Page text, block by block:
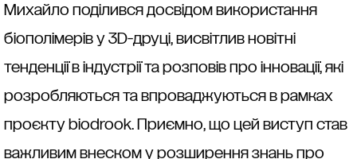
Михайло поділився досвідом використання
біополімерів у 3D-друці, висвітлив новітні
тенденції в індустрії та розповів про інновації, які
розробляються та впроваджуються в рамках
проєкту biodrook. Приємно, що цей виступ став
важливим внеском у розширення знань про